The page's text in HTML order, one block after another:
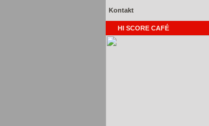
Kontakt
HI SCORE CAFÉ